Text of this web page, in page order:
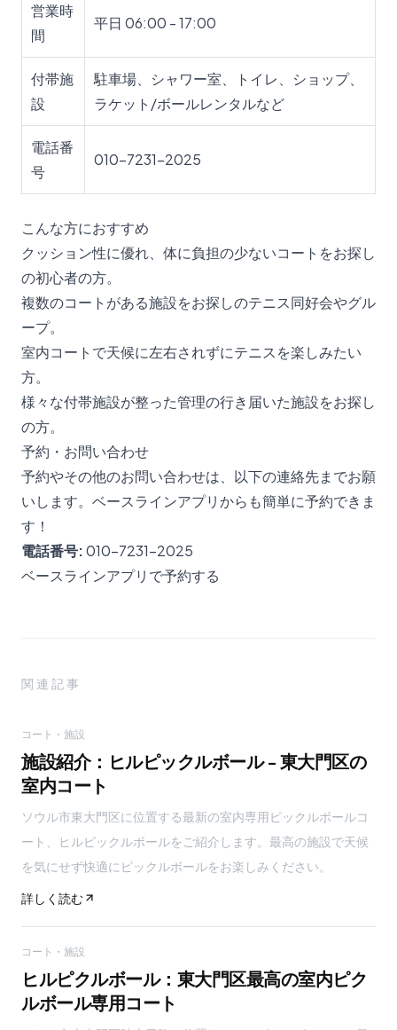
営業時
間
平日 06:00 - 17:00
付帯施
設
駐車場、シャワー室、トイレ、ショップ、
ラケット/ボールレンタルなど
電話番
号
010-7231-2025
こんな方におすすめ
クッション性に優れ、体に負担の少ないコートをお探し
の初心者の方。
複数のコートがある施設をお探しのテニス同好会やグル
ープ。
室内コートで天候に左右されずにテニスを楽しみたい
方。
様々な付帯施設が整った管理の行き届いた施設をお探し
の方。
予約・お問い合わせ
予約やその他のお問い合わせは、以下の連絡先までお願
いします。ベースラインアプリからも簡単に予約できま
す！
電話番号:010-7231-2025
ベースラインアプリで予約する
関連記事
コート・施設
施設紹介：ヒルピックルボール - 東大門区の
室内コート
ソウル市東大門区に位置する最新の室内専用ピックルボールコ
ート、ヒルピックルボールをご紹介します。最高の施設で天候
を気にせず快適にピックルボールをお楽しみください。
詳しく読む
コート・施設
ヒルピクルボール：東大門区最高の室内ピク
ルボール専用コート